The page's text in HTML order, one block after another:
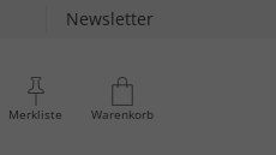
Newsletter
Merkliste Warenkorb